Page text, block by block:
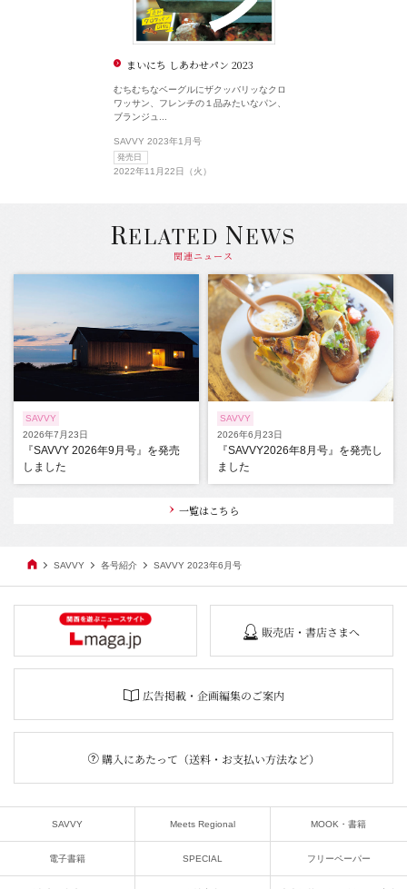
まいにち しあわせパン 2023
むちむちなベーグルにザクッバリッなクロ
ワッサン、フレンチの１品みたいなパン、
ブランジュ...
SAVVY 2023年1月号
発売日
2022年11月22日（火）
RELATED NEWS
関連ニュース
SAVVY
2026年7月23日
『SAVVY 2026年9月号』を発売
しました
SAVVY
2026年6月23日
『SAVVY2026年8月号』を発売し
ました
一覧はこちら
SAVVY 各号紹介 SAVVY 2023年6月号
販売店・書店さまへ
広告掲載・企画編集のご案内
購入にあたって（送料・お支払い方法など）
SAVVY Meets Regional MOOK・書籍
電子書籍 SPECIAL フリーペーパー